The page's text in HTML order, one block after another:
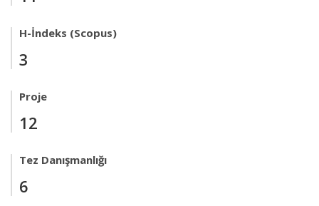
H-İndeks (Scopus)
3
Proje
12
Tez Danışmanlığı
6